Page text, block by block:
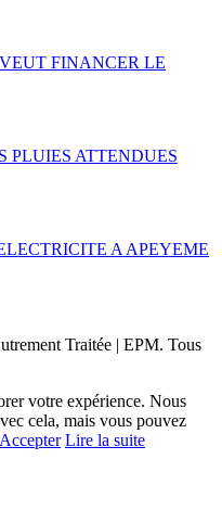
FINANCER LE
PLUIES ATTENDUES
A APEYEME
Traitée | EPM. Tous
votre expérience. Nous
cela, mais vous pouvez
Accepter Lire la suite